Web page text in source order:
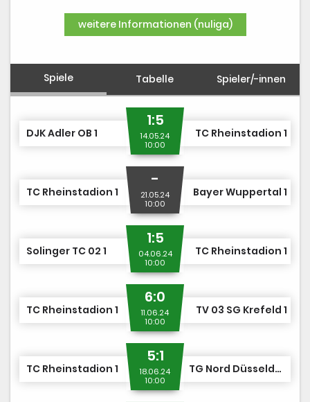
weitere Informationen (nuliga)
Spiele Tabelle Spieler/-innen
DJK Adler OB 1
1:5
14.05.24
10:00
TC Rheinstadion 1
TC Rheinstadion 1
-
21.05.24
10:00
Bayer Wuppertal 1
Solinger TC 02 1
1:5
04.06.24
10:00
TC Rheinstadion 1
TC Rheinstadion 1
6:0
11.06.24
10:00
TV 03 SG Krefeld 1
TC Rheinstadion 1
5:1
18.06.24
10:00
TG Nord Düsseldorf 1